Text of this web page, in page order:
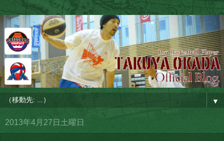
▼
2013年4月27日土曜日